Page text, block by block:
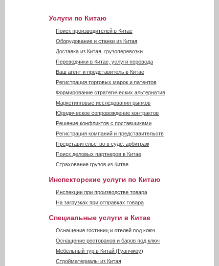
Услуги по Китаю
Поиск производителей в Китае
Оборудование и станки из Китая
Доставка из Китая, грузоперевозки
Переводчики в Китае, услуги перевода
Ваш агент и представитель в Китае
Регистрация торговых марок и патентов
Формирование стратегических альтернатив
Маркетинговые исследования рынков
Юридическое сопровождение контрактов
Решение конфликтов с поставщиками
Регистрация компаний и представительств
Представительство в суде, арбитраж
Поиск деловых партнеров в Китае
Страхование грузов из Китая
Инспекторские услуги по Китаю
Инспекции при производстве товара
На загрузках при отправках товара
Специальные услуги в Китае
Оснащение гостиниц и отелей под ключ
Оснащение ресторанов и баров под ключ
Мебельный тур в Китай (Гуанчжоу)
Стройматериалы из Китая